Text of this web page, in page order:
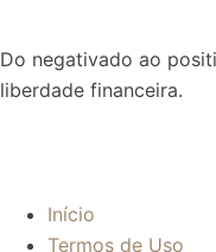
Do negativado ao
liberdade financeira.
Início
Termos de Uso